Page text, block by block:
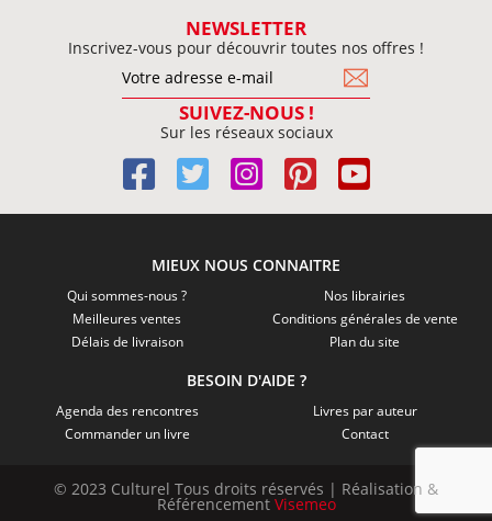
NEWSLETTER
Inscrivez-vous pour découvrir toutes nos offres !
SUIVEZ-NOUS !
Sur les réseaux sociaux
MIEUX NOUS CONNAITRE
Qui sommes-nous ?
Meilleures ventes
Délais de livraison
Nos librairies
Conditions générales de vente
Plan du site
BESOIN D'AIDE ?
Agenda des rencontres
Commander un livre
Livres par auteur
Contact
© 2023 Culturel Tous droits réservés | Réalisation &
Référencement Visemeo